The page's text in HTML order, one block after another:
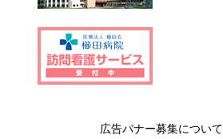
広告バナー募集について